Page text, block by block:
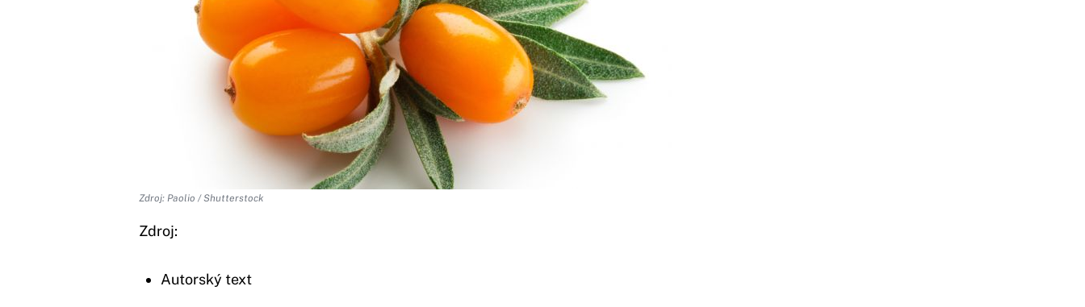
Zdroj: Paolio / Shutterstock
Zdroj:
Autorský text